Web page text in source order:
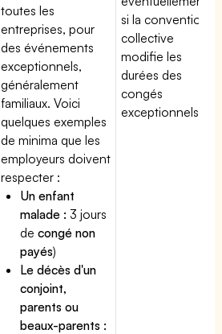
toutes les
entreprises, pour
des événements
exceptionnels,
généralement
familiaux. Voici
quelques exemples
de minima que les
employeurs doivent
respecter :
Un enfant
malade : 3 jours
decongé non
payés)
Le décès d'un
conjoint,
parents ou
beaux-parents :
si la convention
collective
modifie les
durées des
congés
exceptionnels.